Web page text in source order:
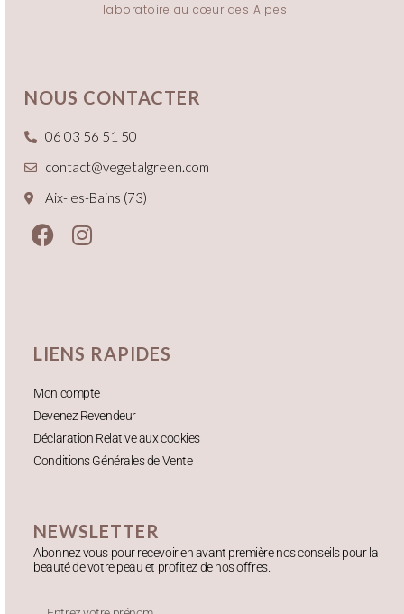
laboratoire au cœur des Alpes
NOUS CONTACTER
06 03 56 51 50
contact@vegetalgreen.com
Aix-les-Bains (73)
LIENS RAPIDES
Mon compte
Devenez Revendeur
Déclaration Relative aux cookies
Conditions Générales de Vente
NEWSLETTER
Abonnez vous pour recevoir en avant première nos conseils pour la
beauté de votre peau et profitez de nos offres.